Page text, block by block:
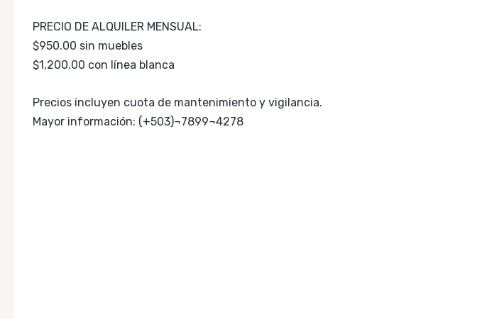
PRECIO DE ALQUILER MENSUAL:
$950.00 sin muebles
$1,200.00 con línea blanca
Precios incluyen cuota de mantenimiento y vigilancia.
Mayor información: (+503)¬7899¬4278